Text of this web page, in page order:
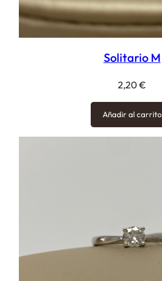
Solitario M
2,20 €
Añadir al carrito